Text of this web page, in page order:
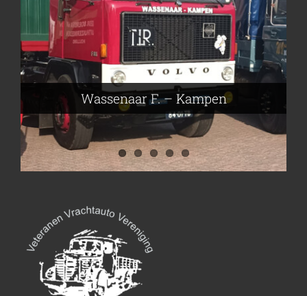
Wassenaar F. – Kampen
Nijmeier Erwin – Smilde
Frieling Koos – Klazienaveen
Hartog den Richard – Borculo
Leeuwen van Joop – Leek